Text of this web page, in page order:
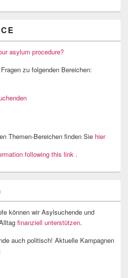
asylum procedure?
zu folgenden Bereichen:
Themen-Bereichen finden Sie hier
following this link .
können wir Asylsuchende und
finanziell unterstützen.
auch politisch! Aktuelle Kampagnen